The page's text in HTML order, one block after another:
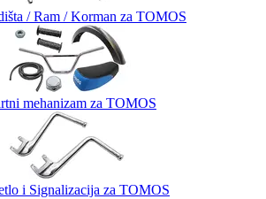
/ Ram / Korman za TOMOS
mehanizam za TOMOS
i Signalizacija za TOMOS